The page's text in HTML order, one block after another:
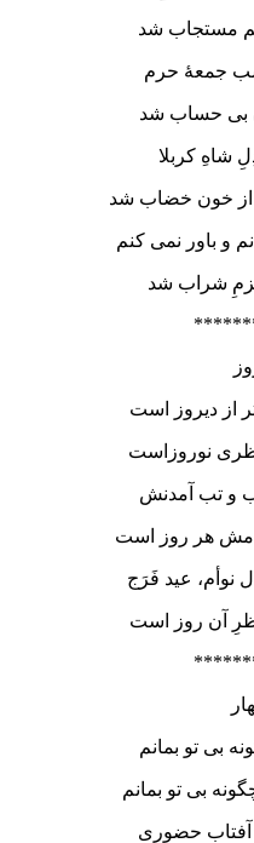
مستجاب شد
جمعۀ حرم
بی حساب شد
شاهِ کربلا
خون خضاب شد
باور نمی کنم
شراب شد
از دیروز است
نوروزاست
و تب آمدنش
هر روز است
نوأم، عید فَرَج
آن روز است
بی تو بمانم
بی تو بمانم
آفتاب حضوری